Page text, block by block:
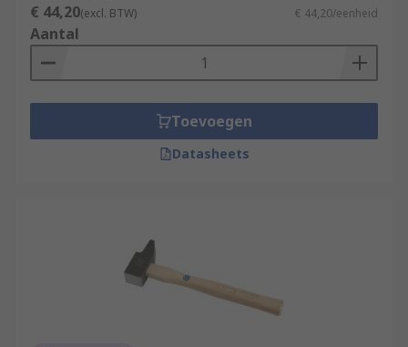
€ 44,20(excl. BTW) € 44,20/eenheid
Aantal
Toevoegen
Datasheets